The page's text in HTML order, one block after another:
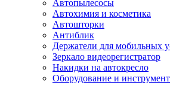
Автопылесосы
Автохимия и косметика
Автошторки
Антиблик
Держатели для мобильных
Зеркало видеорегистратор
Накидки на автокресло
Оборудование и инструмент